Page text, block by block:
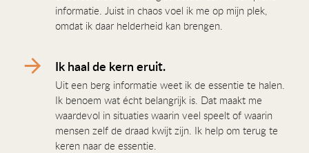
informatie. Juist in chaos voel ik me op mijn plek,
omdat ik daar helderheid kan brengen.
Ik haal de kern eruit.
Uit een berg informatie weet ik de essentie te halen.
Ik benoem wat écht belangrijk is. Dat maakt me
waardevol in situaties waarin veel speelt of waarin
mensen zelf de draad kwijt zijn. Ik help om terug te
keren naar de essentie.